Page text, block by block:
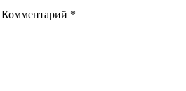
Комментарий *